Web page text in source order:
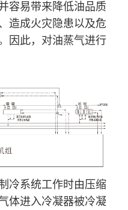
容易带来降低油品质
造成火灾隐患以及危
因此，对油蒸气进行
冷系统工作时由压缩
体进入冷凝器被冷凝